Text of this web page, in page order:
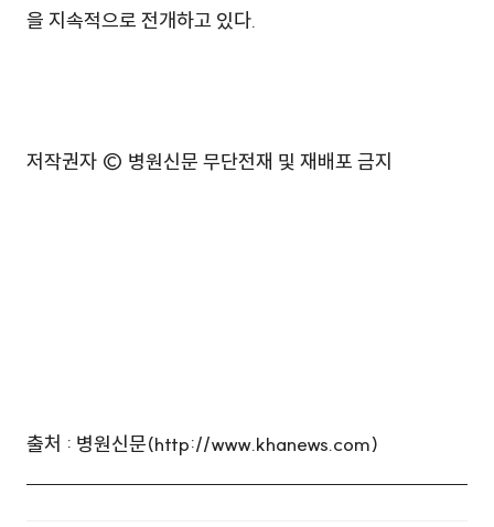
을 지속적으로 전개하고 있다.
저작권자 © 병원신문 무단전재 및 재배포 금지
출처 : 병원신문(http://www.khanews.com)